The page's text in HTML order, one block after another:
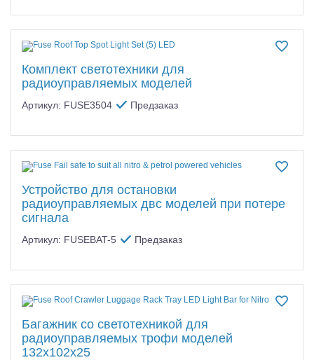
Комплект светотехники для
радиоуправляемых моделей
Артикул: FUSE3504 Предзаказ
Устройство для остановки
радиоуправляемых двс моделей при потере
сигнала
Артикул: FUSEBAT-5 Предзаказ
Багажник со светотехникой для
радиоуправляемых трофи моделей
132x102x25